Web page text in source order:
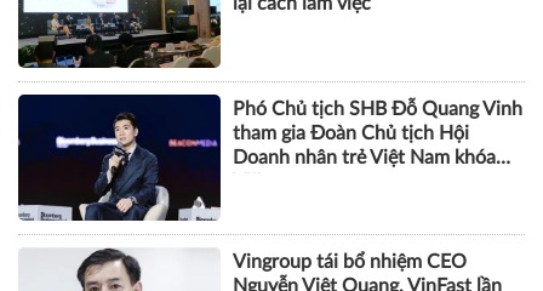
lại cách làm việc
Phó Chủ tịch SHB Đỗ Quang Vinh
tham gia Đoàn Chủ tịch Hội
Doanh nhân trẻ Việt Nam khóa
Vingroup tái bổ nhiệm CEO
Nguyễn Việt Quang, VinFast lần